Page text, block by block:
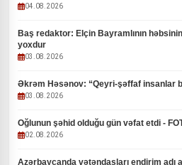
04.08.2026
Baş redaktor: Elçin Bayramlının
yoxdur
03.08.2026
Əkrəm Həsənov: “Qeyri-şəffaf insanlar
03.08.2026
Oğlunun şəhid olduğu gün vəfat etdi -
02.08.2026
Azərbaycanda vətəndaşları endirim adı